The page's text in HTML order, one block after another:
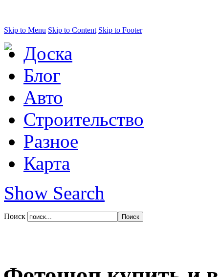
Skip to Menu Skip to Content Skip to Footer
Доска
Блог
Авто
Строительство
Разное
Карта
Show Search
Поиск